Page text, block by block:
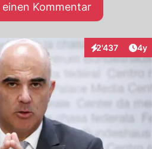
Kommentar
2'437
Interaktionen4y